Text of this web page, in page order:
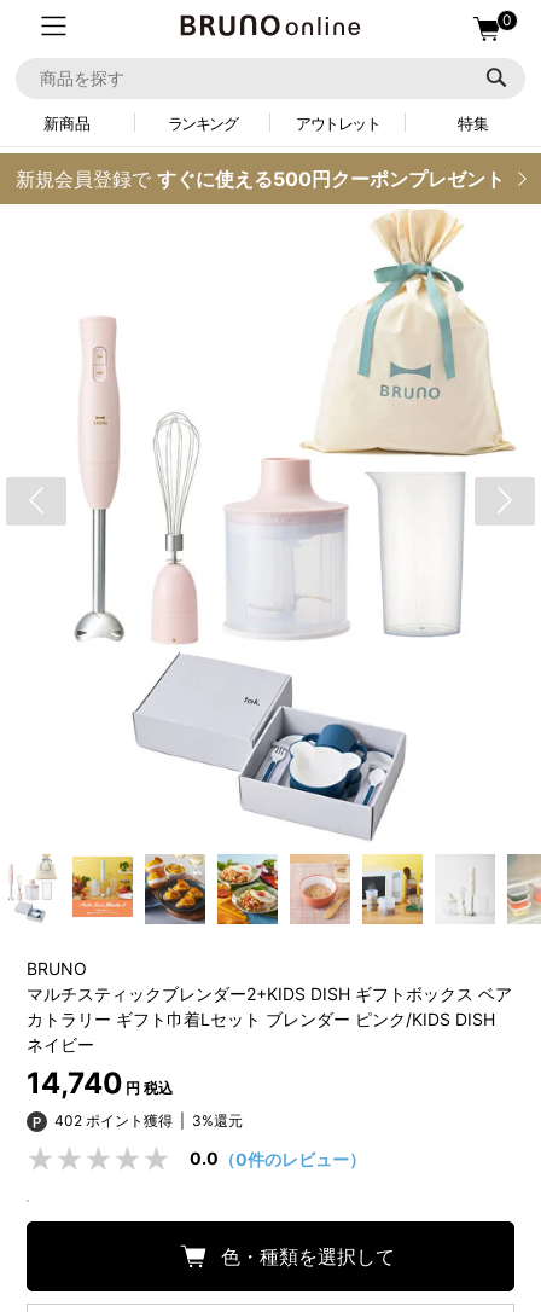
0
新商品 ランキング アウトレット 特集
新規会員登録で すぐに使える500円クーポンプレゼント
BRUNO
マルチスティックブレンダー2+KIDS DISH ギフトボックス ベア
カトラリー ギフト巾着Lセット ブレンダー ピンク/KIDS DISH
ネイビー
14,740 円 税込
402 ポイント獲得
3%還元
0.0 （0件のレビュー）
色・種類を選択して